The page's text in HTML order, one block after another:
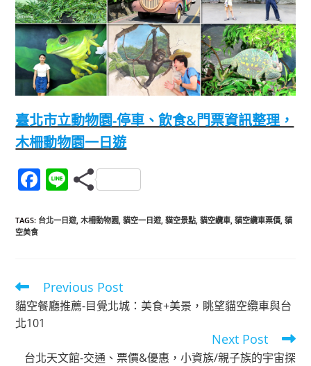
臺北市立動物園-停車、飲食&門票資訊整理，
木柵動物園一日遊
F
c
o
o
k
Li
e
TAGS: 台北一日遊 木柵動物園 貓空一日遊 貓空景點 貓空纜車 貓空纜車票價 貓
空美食
Read
more
articles
Previous Post
貓空餐廳推薦-目覺北城：美食+美景，眺望貓空纜車與台
北101
Next Post
台北天文館-交通、票價&優惠，小資族/親子族的宇宙探